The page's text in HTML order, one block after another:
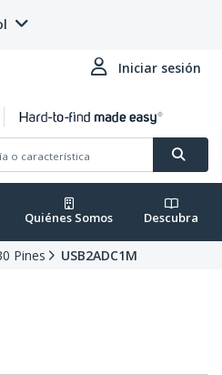
Iniciar sesión
Quiénes Somos Descubra
Pines
USB2ADC1M